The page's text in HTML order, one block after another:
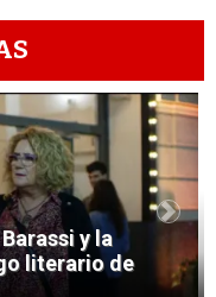
y la
literario de
Next